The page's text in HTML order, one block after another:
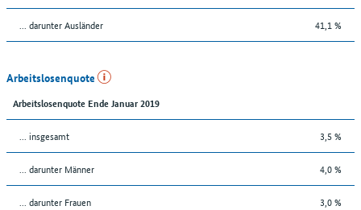
... darunter Ausländer 41,1 %
Arbeitslosenquote
Arbeitslosenquote Ende Januar 2019
... insgesamt 3,5 %
... darunter Männer 4,0 %
... darunter Frauen 3,0 %